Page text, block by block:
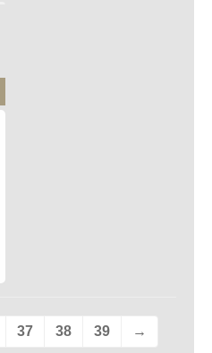
37 38 39 →